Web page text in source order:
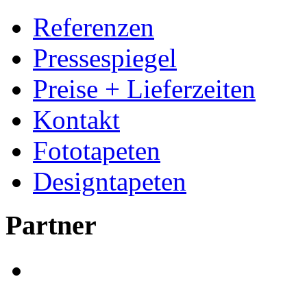
Referenzen
Pressespiegel
Preise + Lieferzeiten
Kontakt
Fototapeten
Designtapeten
Partner